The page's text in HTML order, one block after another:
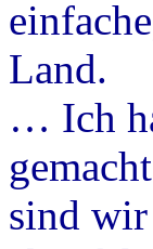
Land.
… Ich
sind wir